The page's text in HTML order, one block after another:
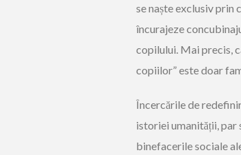
se naște exclusiv prin
încurajeze
copilului. Mai precis,
copiilor” este doar
Încercările de
istoriei umanității, par
binefacerile sociale